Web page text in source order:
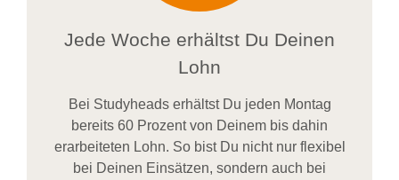
Jede Woche erhältst Du Deinen
Lohn
Bei Studyheadserhältst Du jeden Montag
bereits 60 Prozent von Deinem bis dahin
erarbeiteten Lohn. So bist Du nicht nur flexibel
bei Deinen Einsätzen, sondern auch bei